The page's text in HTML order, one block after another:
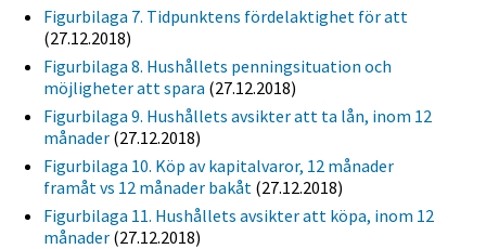
Figurbilaga 7. Tidpunktens fördelaktighet för att
(27.12.2018)
Figurbilaga 8. Hushållets penningsituation och
möjligheter att spara (27.12.2018)
Figurbilaga 9. Hushållets avsikter att ta lån, inom 12
månader (27.12.2018)
Figurbilaga 10. Köp av kapitalvaror, 12 månader
framåt vs 12 månader bakåt (27.12.2018)
Figurbilaga 11. Hushållets avsikter att köpa, inom 12
månader (27.12.2018)